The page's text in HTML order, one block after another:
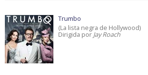
Trumbo
(La lista negra de Hollywood)
Dirigida por Jay Roach